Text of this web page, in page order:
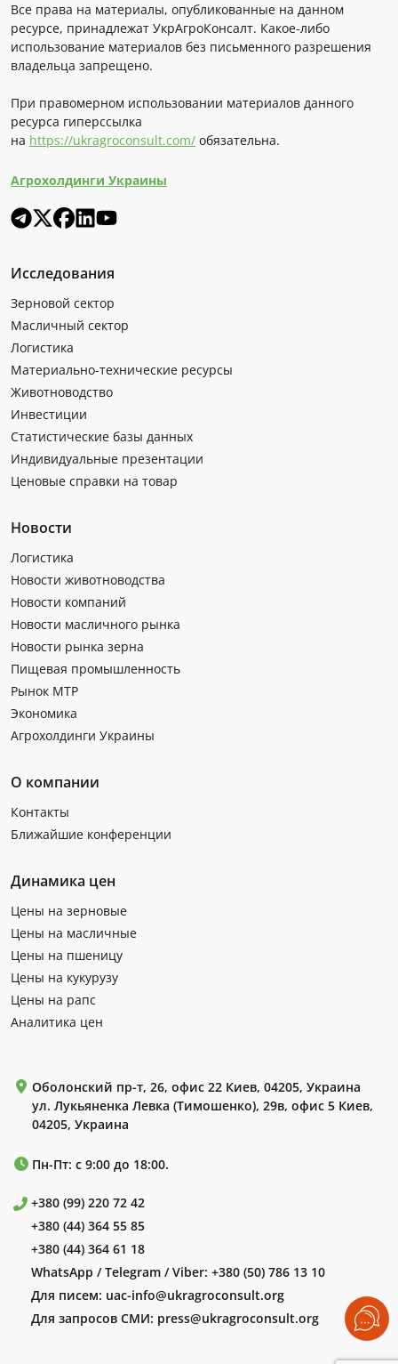
Все права на материалы, опубликованные на данном
ресурсе, принадлежат УкрАгроКонсалт. Какое-либо
использование материалов без письменного разрешения
владельца запрещено.
При правомерном использовании материалов данного
ресурса гиперссылка
на https://ukragroconsult.com/ обязательна.
Агрохолдинги Украины
Исследования
Зерновой сектор
Масличный сектор
Логистика
Материально-технические ресурсы
Животноводство
Инвестиции
Статистические базы данных
Индивидуальные презентации
Ценовые справки на товар
Новости
Логистика
Новости животноводства
Новости компаний
Новости масличного рынка
Новости рынка зерна
Пищевая промышленность
Рынок МТР
Экономика
Агрохолдинги Украины
О компании
Контакты
Ближайшие конференции
Динамика цен
Цены на зерновые
Цены на масличные
Цены на пшеницу
Цены на кукурузу
Цены на рапс
Аналитика цен
Оболонский пр-т, 26, офис 22 Киев, 04205, Украина
ул. Лукьяненка Левка (Тимошенко), 29в, офис 5 Киев,
04205, Украина
Пн-Пт: с 9:00 до 18:00.
+380 (99) 220 72 42
+380 (44) 364 55 85
+380 (44) 364 61 18
WhatsApp / Telegram / Viber: +380 (50) 786 13 10
Для писем: uac-info@ukragroconsult.org
Для запросов СМИ: press@ukragroconsult.org